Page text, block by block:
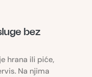
bez
hrana ili piće,
Na njima